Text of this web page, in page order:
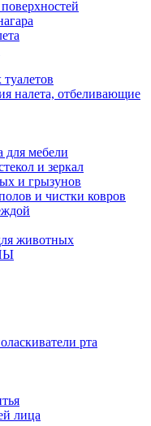
налета, отбеливающие
для мебели
и зеркал
и грызунов
и чистки ковров
животных
рта
лица